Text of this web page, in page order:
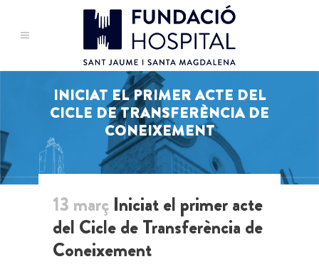
INICIAT EL PRIMER ACTE DEL
CICLE DE TRANSFERÈNCIA DE
CONEIXEMENT
13 març Iniciat el primer acte
del Cicle de Transferència de
Coneixement